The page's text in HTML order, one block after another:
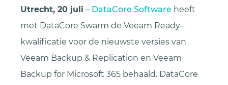
Utrecht, 20 juli – DataCore Software heeft
met DataCore Swarm de Veeam Ready-
kwalificatie voor de nieuwste versies van
Veeam Backup & Replication en Veeam
Backup for Microsoft 365 behaald. DataCore